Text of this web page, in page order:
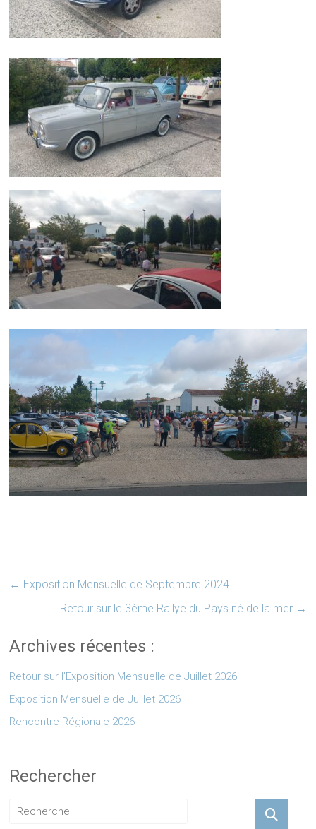
← Exposition Mensuelle de Septembre 2024
Retour sur le 3ème Rallye du Pays né de la mer →
Archives récentes :
Retour sur l’Exposition Mensuelle de Juillet 2026
Exposition Mensuelle de Juillet 2026
Rencontre Régionale 2026
Rechercher